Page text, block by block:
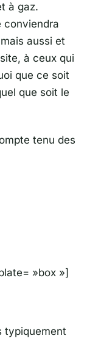
à gaz.
conviendra
aussi et
à ceux qui
que ce soit
que soit le
tenu des
»box »]
typiquement